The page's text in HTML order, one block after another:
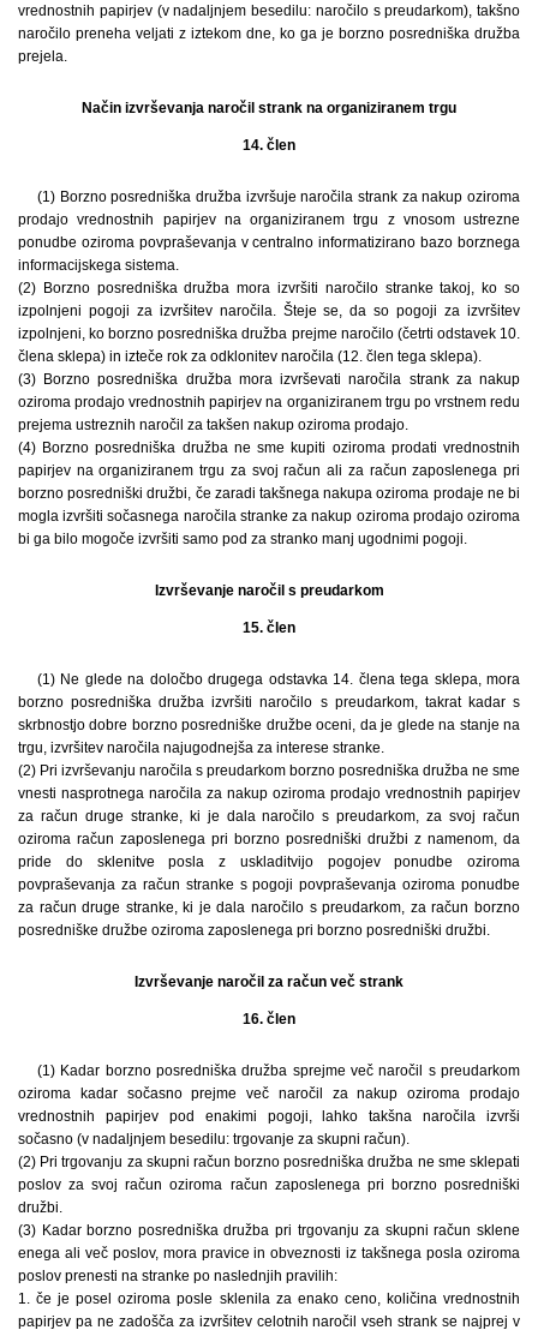
vrednostnih papirjev (v nadaljnjem besedilu: naročilo s preudarkom), takšno
naročilo preneha veljati z iztekom dne, ko ga je borzno posredniška družba
prejela.
Način izvrševanja naročil strank na organiziranem trgu
14. člen
(1) Borzno posredniška družba izvršuje naročila strank za nakup oziroma
prodajo vrednostnih papirjev na organiziranem trgu z vnosom ustrezne
ponudbe oziroma povpraševanja v centralno informatizirano bazo borznega
informacijskega sistema.
(2) Borzno posredniška družba mora izvršiti naročilo stranke takoj, ko so
izpolnjeni pogoji za izvršitev naročila. Šteje se, da so pogoji za izvršitev
izpolnjeni, ko borzno posredniška družba prejme naročilo (četrti odstavek 10.
člena sklepa) in izteče rok za odklonitev naročila (12. člen tega sklepa).
(3) Borzno posredniška družba mora izvrševati naročila strank za nakup
oziroma prodajo vrednostnih papirjev na organiziranem trgu po vrstnem redu
prejema ustreznih naročil za takšen nakup oziroma prodajo.
(4) Borzno posredniška družba ne sme kupiti oziroma prodati vrednostnih
papirjev na organiziranem trgu za svoj račun ali za račun zaposlenega pri
borzno posredniški družbi, če zaradi takšnega nakupa oziroma prodaje ne bi
mogla izvršiti sočasnega naročila stranke za nakup oziroma prodajo oziroma
bi ga bilo mogoče izvršiti samo pod za stranko manj ugodnimi pogoji.
Izvrševanje naročil s preudarkom
15. člen
(1) Ne glede na določbo drugega odstavka 14. člena tega sklepa, mora
borzno posredniška družba izvršiti naročilo s preudarkom, takrat kadar s
skrbnostjo dobre borzno posredniške družbe oceni, da je glede na stanje na
trgu, izvršitev naročila najugodnejša za interese stranke.
(2) Pri izvrševanju naročila s preudarkom borzno posredniška družba ne sme
vnesti nasprotnega naročila za nakup oziroma prodajo vrednostnih papirjev
za račun druge stranke, ki je dala naročilo s preudarkom, za svoj račun
oziroma račun zaposlenega pri borzno posredniški družbi z namenom, da
pride do sklenitve posla z uskladitvijo pogojev ponudbe oziroma
povpraševanja za račun stranke s pogoji povpraševanja oziroma ponudbe
za račun druge stranke, ki je dala naročilo s preudarkom, za račun borzno
posredniške družbe oziroma zaposlenega pri borzno posredniški družbi.
Izvrševanje naročil za račun več strank
16. člen
(1) Kadar borzno posredniška družba sprejme več naročil s preudarkom
oziroma kadar sočasno prejme več naročil za nakup oziroma prodajo
vrednostnih papirjev pod enakimi pogoji, lahko takšna naročila izvrši
sočasno (v nadaljnjem besedilu: trgovanje za skupni račun).
(2) Pri trgovanju za skupni račun borzno posredniška družba ne sme sklepati
poslov za svoj račun oziroma račun zaposlenega pri borzno posredniški
družbi.
(3) Kadar borzno posredniška družba pri trgovanju za skupni račun sklene
enega ali več poslov, mora pravice in obveznosti iz takšnega posla oziroma
poslov prenesti na stranke po naslednjih pravilih:
1. če je posel oziroma posle sklenila za enako ceno, količina vrednostnih
papirjev pa ne zadošča za izvršitev celotnih naročil vseh strank se najprej v